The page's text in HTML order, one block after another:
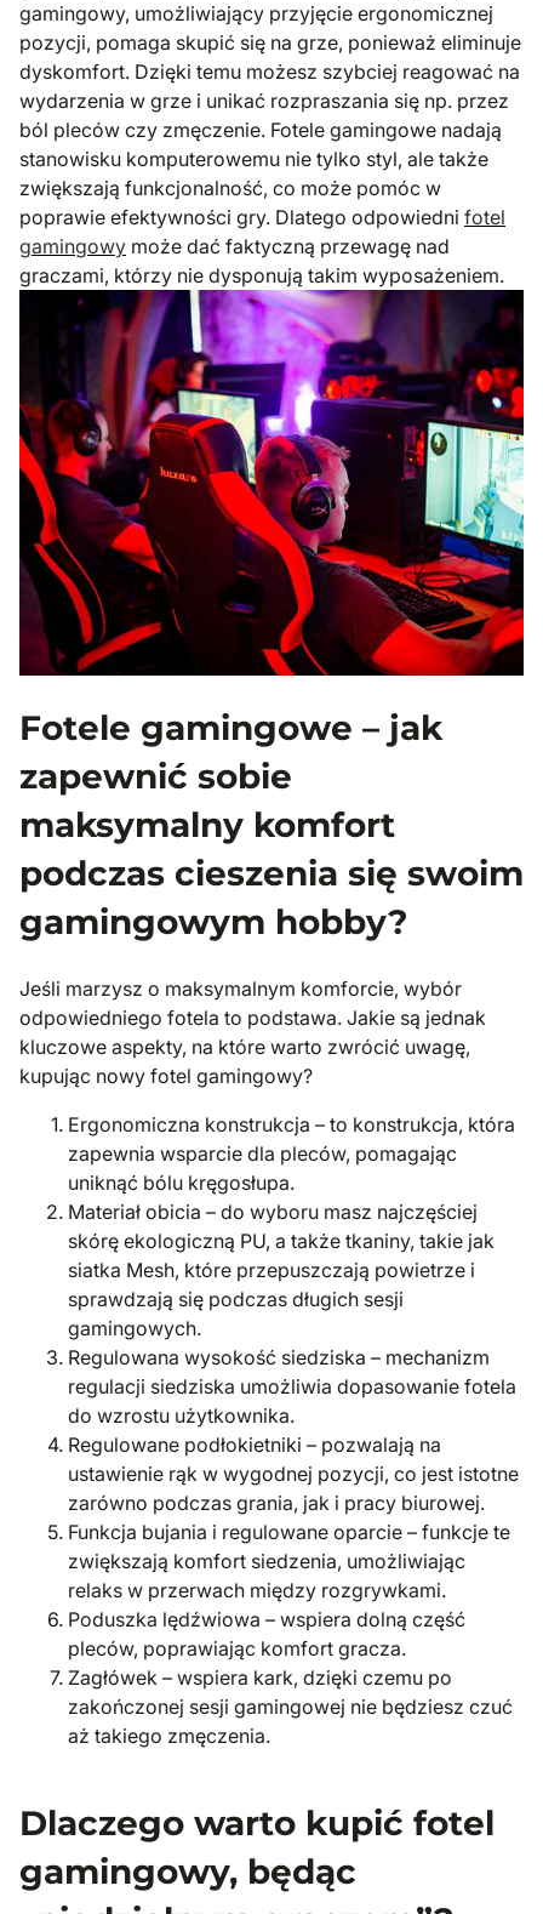
gamingowy, umożliwiający przyjęcie ergonomicznej
pozycji, pomaga skupić się na grze, ponieważ eliminuje
dyskomfort. Dzięki temu możesz szybciej reagować na
wydarzenia w grze i unikać rozpraszania się np. przez
ból pleców czy zmęczenie. Fotele gamingowe nadają
stanowisku komputerowemu nie tylko styl, ale także
zwiększają funkcjonalność, co może pomóc w
poprawie efektywności gry. Dlatego odpowiedni fotel
gamingowy może dać faktyczną przewagę nad
graczami, którzy nie dysponują takim wyposażeniem.
Fotele gamingowe – jak
zapewnić sobie
maksymalny komfort
podczas cieszenia się swoim
gamingowym hobby?
Jeśli marzysz o maksymalnym komforcie, wybór
odpowiedniego fotela to podstawa. Jakie są jednak
kluczowe aspekty, na które warto zwrócić uwagę,
kupując nowy fotel gamingowy?
Ergonomiczna konstrukcja – to konstrukcja, która
zapewnia wsparcie dla pleców, pomagając
uniknąć bólu kręgosłupa.
Materiał obicia – do wyboru masz najczęściej
skórę ekologiczną PU, a także tkaniny, takie jak
siatka Mesh, które przepuszczają powietrze i
sprawdzają się podczas długich sesji
gamingowych.
Regulowana wysokość siedziska – mechanizm
regulacji siedziska umożliwia dopasowanie fotela
do wzrostu użytkownika.
Regulowane podłokietniki – pozwalają na
ustawienie rąk w wygodnej pozycji, co jest istotne
zarówno podczas grania, jak i pracy biurowej.
Funkcja bujania i regulowane oparcie – funkcje te
zwiększają komfort siedzenia, umożliwiając
relaks w przerwach między rozgrywkami.
Poduszka lędźwiowa – wspiera dolną część
pleców, poprawiając komfort gracza.
Zagłówek – wspiera kark, dzięki czemu po
zakończonej sesji gamingowej nie będziesz czuć
aż takiego zmęczenia.
Dlaczego warto kupić fotel
gamingowy, będąc